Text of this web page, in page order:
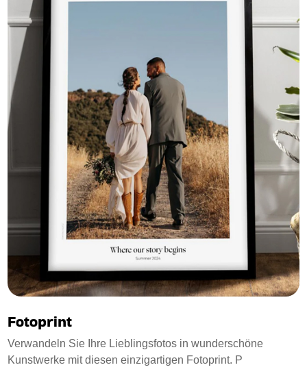
Fotoprint
Verwandeln Sie Ihre Lieblingsfotos in wunderschöne
Kunstwerke mit diesen einzigartigen Fotoprint. P